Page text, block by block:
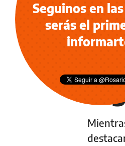
NOTICIAS
Seguinos en
serás el